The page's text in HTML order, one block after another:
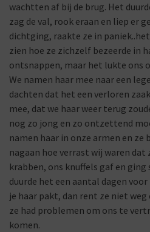
wachtten af bij de brug. Het
zag de val, rook eraan en liep er
dichtging, raakte ze in
zien hoe ze zichzelf bezeerde in
ontsnappen, maar het lukte ons
We namen haar mee naar een
dachten dat het een verloren
mee, dat we haar weer terug
nog zo jong en zo ontzettend
namen haar in onze armen en ze
nagaan hoe verrast wij waren
krabben, ons knuffels gaf en ging
duurde het een aantal dagen
je haar pakt, dan rent ze niet
ze had problemen om ons te
komen.